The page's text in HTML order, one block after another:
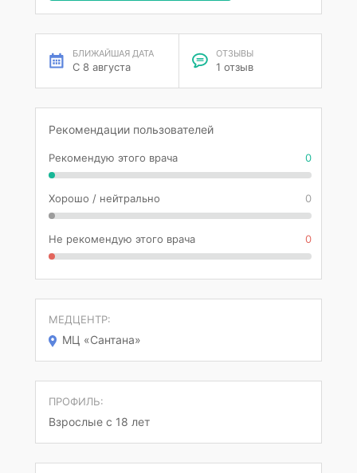
БЛИЖАЙШАЯ ДАТА
С 8 августа
ОТЗЫВЫ
1 отзыв
Рекомендации пользователей
Рекомендую этого врача 0
Хорошо / нейтрально 0
Не рекомендую этого врача 0
МЕДЦЕНТР:
МЦ «Сантана»
ПРОФИЛЬ:
Взрослые с 18 лет